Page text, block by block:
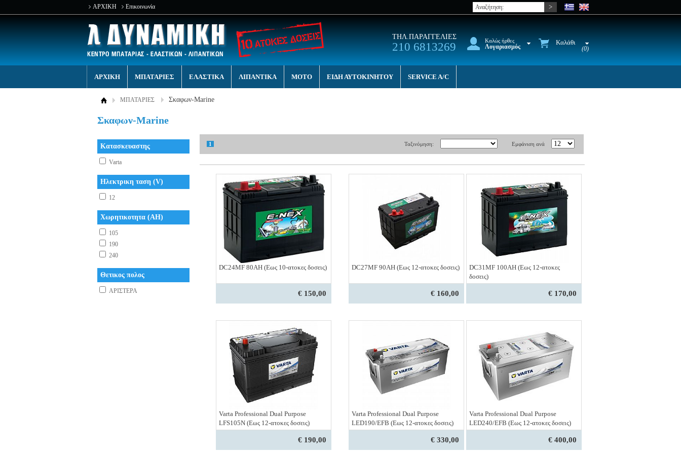
ΑΡΧΙΚΗ Επικοινωνία
Καλώς ήρθες
Λογαριασμός
Καλάθι
(0)
ΤΗΛ.ΠΑΡΑΓΓΕΛΙΕΣ
210 6813269
ΑΡΧΙΚΗ ΜΠΑΤΑΡΙΕΣ ΕΛΑΣΤΙΚΑ ΛΙΠΑΝΤΙΚΑ MOTO ΕΙΔΗ ΑΥΤΟΚΙΝΗΤΟΥ SERVICE A/C
ΜΠΑΤΑΡΙΕΣ Σκαφων-Marine
Σκαφων-Marine
Κατασκευαστης
Varta
Ηλεκτρικη ταση (V)
12
Χωρητικοτητα (AH)
105
190
240
Θετικος πολος
ΑΡΙΣΤΕΡΑ
1 Εμφάνιση ανά
Ταξινόμηση:
DC24MF 80ΑΗ (Εως 10-ατοκες δοσεις)
€ 150,00
DC27MF 90ΑΗ (Εως 12-ατοκες δοσεις)
€ 160,00
DC31MF 100ΑΗ (Εως 12-ατοκες
δοσεις)
€ 170,00
Varta Professional Dual Purpose
LFS105N (Εως 12-ατοκες δοσεις)
€ 190,00
Varta Professional Dual Purpose
LED190/EFB (Εως 12-ατοκες δοσεις)
€ 330,00
Varta Professional Dual Purpose
LED240/EFB (Εως 12-ατοκες δοσεις)
€ 400,00